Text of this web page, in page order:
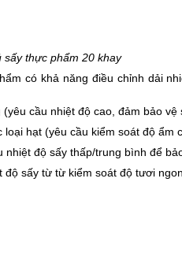
sấy thực phẩm 20 khay
có khả năng điều chỉnh dải
cầu nhiệt độ cao, đảm bảo vệ
hạt (yêu cầu kiểm soát độ ẩm
nhiệt độ sấy thấp/trung bình để
sấy từ từ kiểm soát độ tươi